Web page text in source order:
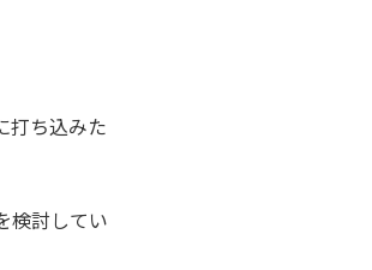
打ち込みた
検討してい